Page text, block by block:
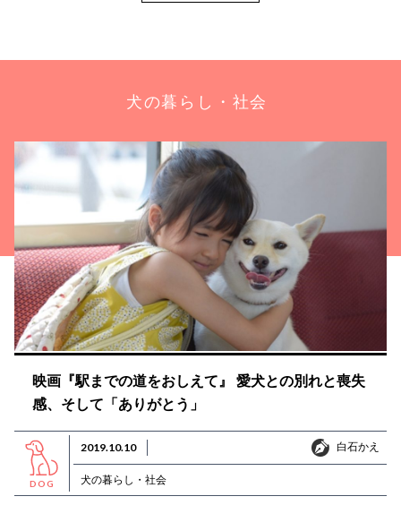
犬の暮らし・社会
映画『駅までの道をおしえて』 愛犬との別れと喪失
感、そして「ありがとう」
DOG
2019.10.10 白石かえ
白石かえ
犬の暮らし・社会